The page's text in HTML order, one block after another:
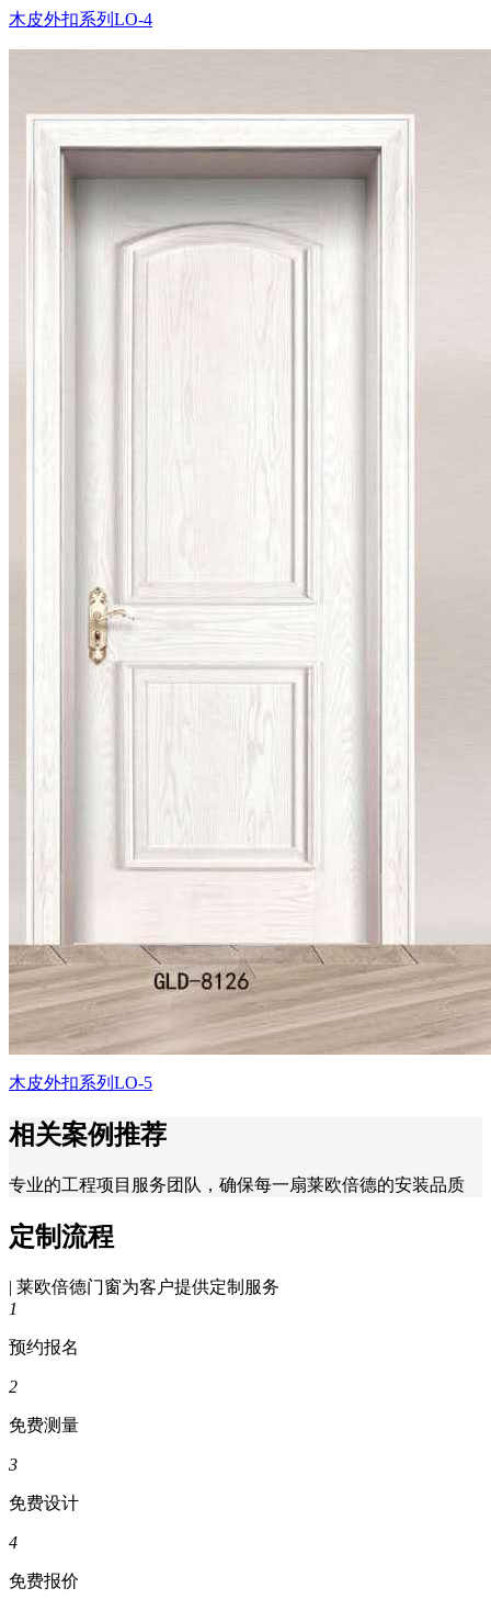
木皮外扣系列LO-4
木皮外扣系列LO-5
相关案例推荐
专业的工程项目服务团队，确保每一扇莱欧倍德的安装品质
定制流程
| 莱欧倍德门窗为客户提供定制服务
1
预约报名
2
免费测量
3
免费设计
4
免费报价